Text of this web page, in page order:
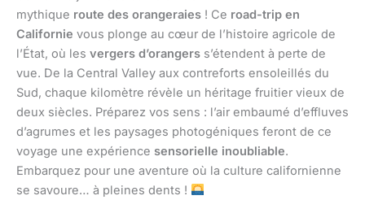
mythique route des orangeraies ! Ce road-trip en
Californie vous plonge au cœur de l’histoire agricole de
l’État, où les vergers d’orangers s’étendent à perte de
vue. De la Central Valley aux contreforts ensoleillés du
Sud, chaque kilomètre révèle un héritage fruitier vieux de
deux siècles. Préparez vos sens : l’air embaumé d’effluves
d’agrumes et les paysages photogéniques feront de ce
voyage une expérience sensorielle inoubliable.
Embarquez pour une aventure où la culture californienne
se savoure… à pleines dents !